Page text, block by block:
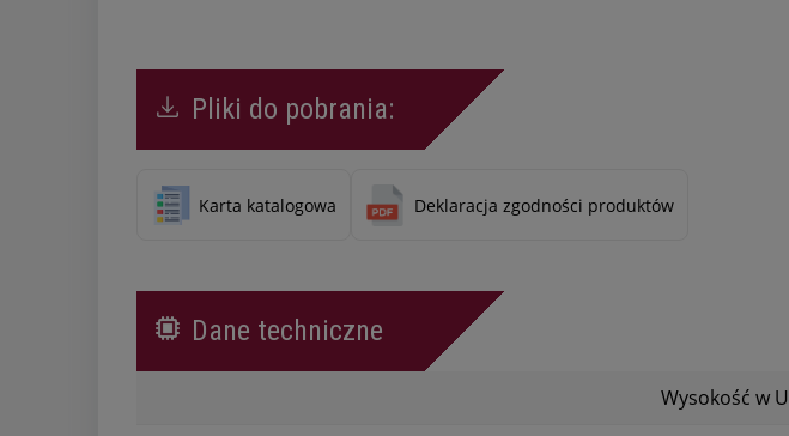
Pliki do pobrania:
Karta katalogowa Deklaracja zgodności produktów
Dane techniczne
Wysokość w U